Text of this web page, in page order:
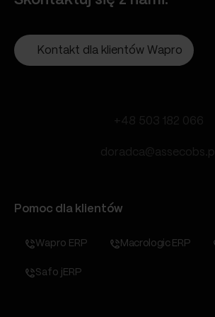
Kontakt dla klientów Wapro
+48 503 182 066
doradca@assecobs.pl
Pomoc dla klientów
Wapro ERP Macrologic ERP
Safo jERP